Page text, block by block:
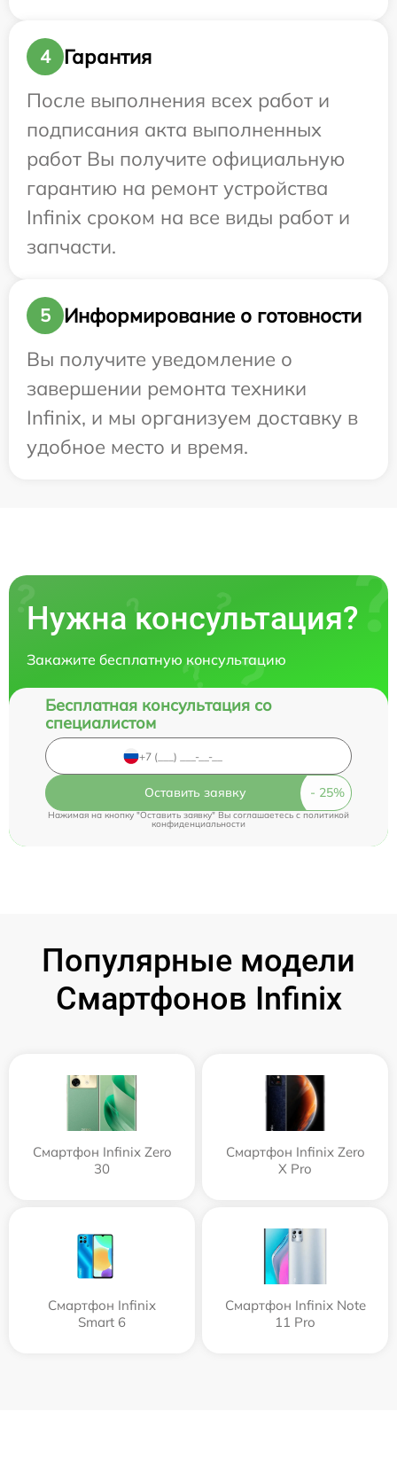
4
Гарантия
После выполнения всех работ и
подписания акта выполненных
работ Вы получите официальную
гарантию на ремонт устройства
Infinix сроком на все виды работ и
запчасти.
5
Информирование о готовности
Вы получите уведомление о
завершении ремонта техники
Infinix, и мы организуем доставку в
удобное место и время.
Нужна консультация?
Закажите бесплатную консультацию
Бесплатная консультация со
специалистом
Оставить заявку
Нажимая на кнопку "Оставить заявку" Вы соглашаетесь c политикой
конфиденциальности
Популярные модели
Смартфонов Infinix
Смартфон Infinix Zero
30
Смартфон Infinix Zero
X Pro
Смартфон Infinix
Smart 6
Смартфон Infinix Note
11 Pro